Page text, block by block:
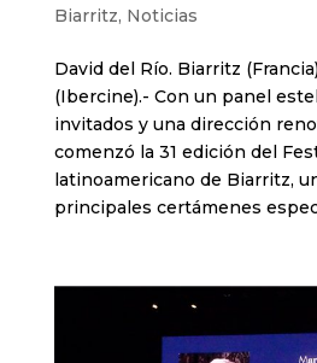
Biarritz, Noticias
David del Río. Biarritz
(Ibercine).- Con un panel
invitados y una dirección
comenzó la 31 edición del
latinoamericano de Biarritz,
principales certámenes